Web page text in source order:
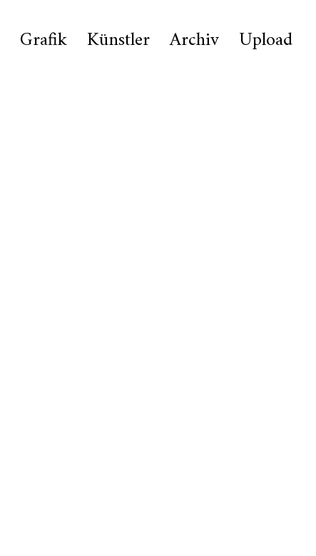
Grafik Künstler Archiv Upload